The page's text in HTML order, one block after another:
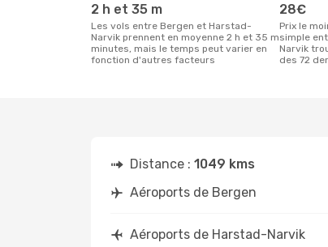
2 h et 35 m
Les vols entre Bergen et Harstad-
Narvik prennent en moyenne 2 h et 35 m
minutes, mais le temps peut varier en
fonction d'autres facteurs
28€
Prix le moins cher pour un vol aller
simple
Narvik
des 72
Distance : 1049 kms
Aéroports de Bergen
Aéroports de Harstad-Narvik